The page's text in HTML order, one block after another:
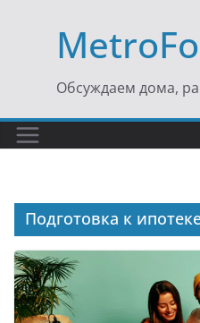
содержимому
Обсуждаем дома,
Подготовка к